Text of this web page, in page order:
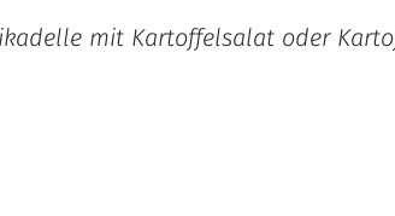
mit Kartoffelsalat oder